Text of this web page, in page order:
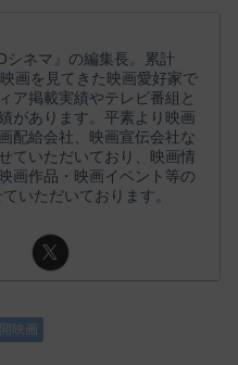
シネマ』の編集長。累計
画を見てきた映画愛好家で
ア掲載実績やテレビ番組と
があります。平素より映画
配給会社、映画宣伝会社な
ていただいており、映画情
画作品・映画イベント等の
いただいております。
映画